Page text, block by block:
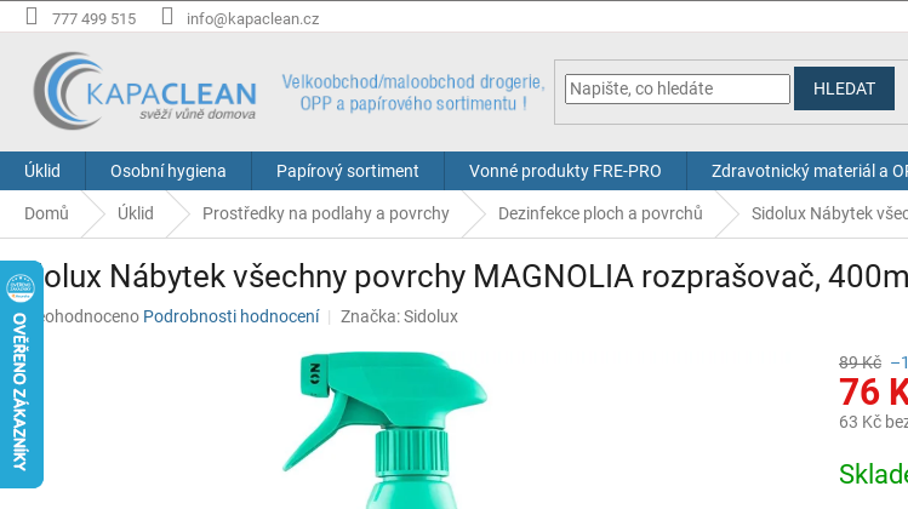
Přejít
na
777 499 515 info@kapaclean.cz
HLEDAT
Úklid Osobní hygiena Papírový sortiment Vonné produkty FRE-PRO Zdravotnický materiál a
Domů Úklid Prostředky na podlahy a povrchy Dezinfekce ploch a povrchů Sidolux Nábytek
Sidolux Nábytek všechny povrchy MAGNOLIA rozprašovač, 400ml
Průměrné
hodnocení
produktu
je
0,0
z
5
hvězdiček.
Neohodnoceno Podrobnosti hodnocení Značka:Sidolux
89 Kč
76
63 Kč
cena: